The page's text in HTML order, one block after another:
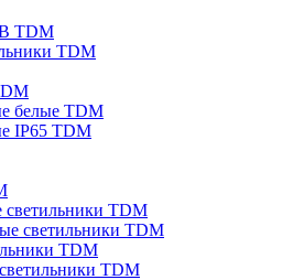
TDM
TDM
белые TDM
IP65 TDM
светильники TDM
светильники TDM
TDM
TDM